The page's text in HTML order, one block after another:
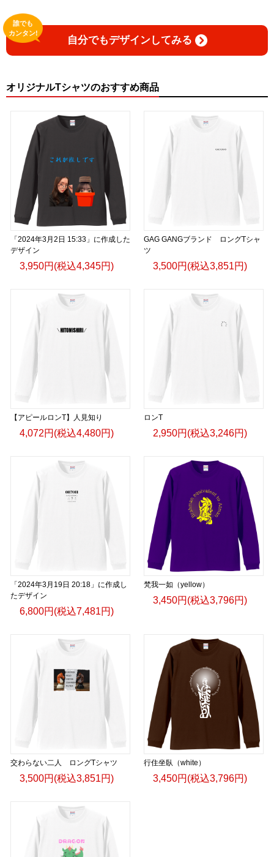
自分でもデザインしてみる
誰でも
カンタン!
オリジナルTシャツのおすすめ商品
「2024年3月2日 15:33」に作成した
デザイン
3,950円(税込4,345円)
GAG GANGブランド ロングTシャ
ツ
3,500円(税込3,851円)
【アピールロンT】人見知り
4,072円(税込4,480円)
ロンT
2,950円(税込3,246円)
「2024年3月19日 20:18」に作成し
たデザイン
6,800円(税込7,481円)
梵我一如（yellow）
3,450円(税込3,796円)
交わらない二人 ロングTシャツ
3,500円(税込3,851円)
行住坐臥（white）
3,450円(税込3,796円)